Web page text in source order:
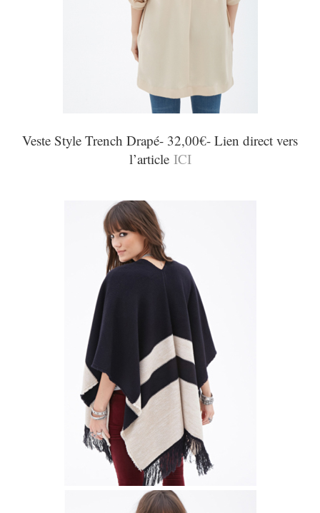
Veste Style Trench Drapé- 32,00€- Lien direct vers
l’article ICI